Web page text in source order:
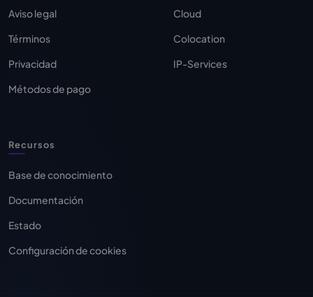
Aviso legal
Términos
Privacidad
Métodos de pago
Cloud
Colocation
IP-Services
Recursos
Base de conocimiento
Documentación
Estado
Configuración de cookies